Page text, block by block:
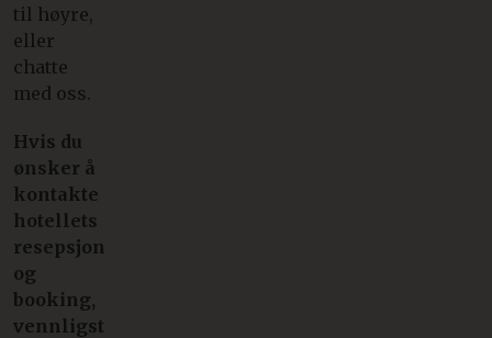
til høyre,
eller
chatte
med oss.
Hvis du
ønsker å
kontakte
hotellets
resepsjon
og
booking,
vennligst